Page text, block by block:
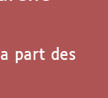
part des